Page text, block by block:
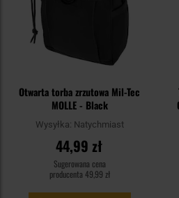
Otwarta torba zrzutowa Mil-Tec
MOLLE - Black
Wysyłka: Natychmiast
44,99 zł
Sugerowana cena
producenta 49,99 zł